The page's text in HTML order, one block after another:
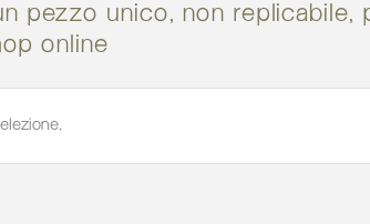
pezzo unico, non
online